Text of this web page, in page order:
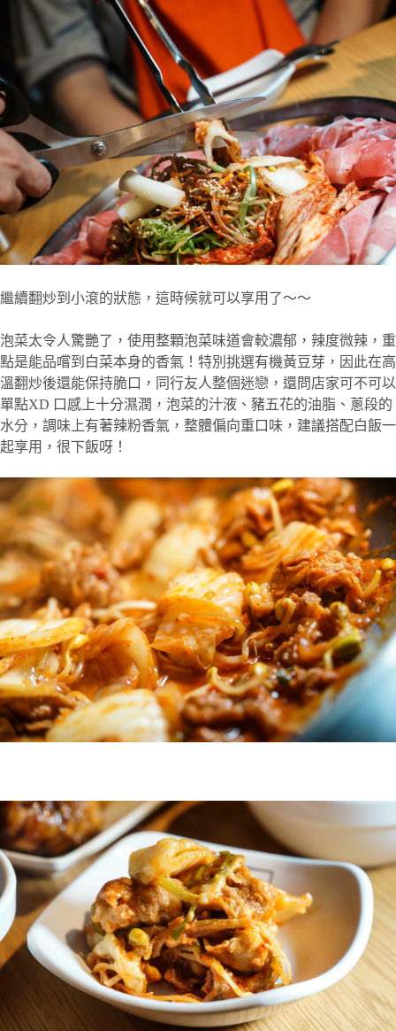
繼續翻炒到小滾的狀態，這時候就可以享用了～～
泡菜太令人驚艷了，使用整顆泡菜味道會較濃郁，辣度微辣，重
點是能品嚐到白菜本身的香氣！特別挑選有機黃豆芽，因此在高
溫翻炒後還能保持脆口，同行友人整個迷戀，還問店家可不可以
單點XD 口感上十分濕潤，泡菜的汁液、豬五花的油脂、蔥段的
水分，調味上有著辣粉香氣，整體偏向重口味，建議搭配白飯一
起享用，很下飯呀！